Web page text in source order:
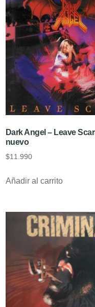
Dark Angel – Leave
nuevo
$11.990
Añadir al carrito